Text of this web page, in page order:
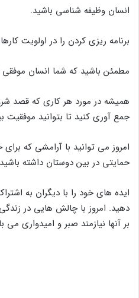
انسان وظیفه شناسی باشید.
برنامه ریزی کردن را در اولویت
مطمئن باشید که شما انسان موفقی
همیشه در مورد هر کاری که قصد
جمع آوری کنید تا بتوانید موفقیت
امروز می توانید با آرامشی که
حمایتی در بین دوستان داشته
ایده های خود را با دیگران به اشتراک
دهید. امروز با چالش هایی در
بر آنها نیازمند صبر و امیدواری می